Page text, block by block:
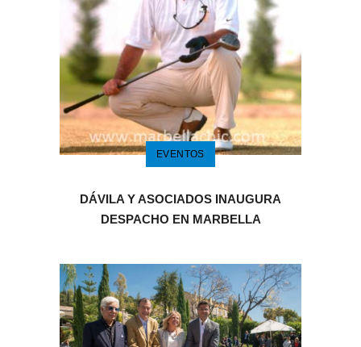
EVENTOS
DÁVILA Y ASOCIADOS INAUGURA
DESPACHO EN MARBELLA